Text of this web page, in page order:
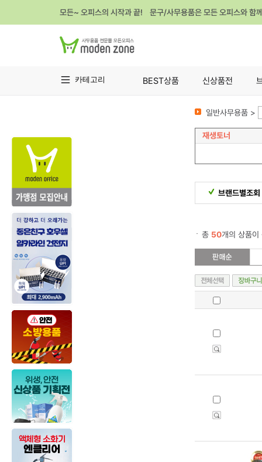
모든~ 오피스의 시작과 끝! 문구/사무용품은 모든 오피스와 함
카테고리 BEST상품 신상품전
일반사무용품 >
재생토너
브랜드별조회
총 50개의 상품이